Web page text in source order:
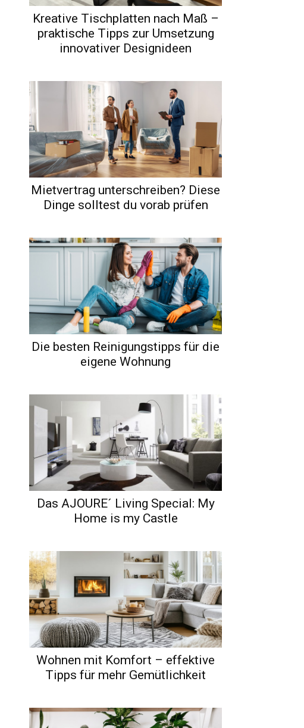
Kreative Tischplatten nach Maß –
praktische Tipps zur Umsetzung
innovativer Designideen
Mietvertrag unterschreiben? Diese
Dinge solltest du vorab prüfen
Die besten Reinigungstipps für die
eigene Wohnung
Das AJOURE´ Living Special: My
Home is my Castle
Wohnen mit Komfort – effektive
Tipps für mehr Gemütlichkeit